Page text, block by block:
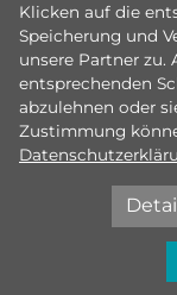
Jetzt
Klicken auf die
Speicherung und
unsere Partner zu.
entsprechenden
abzulehnen oder
Zustimmung